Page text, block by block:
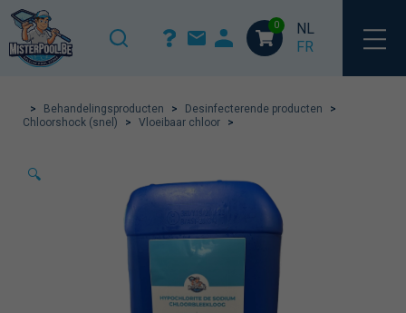
0
NL
FR
> Behandelingsproducten > Desinfecterende producten
>
Chloorshock (snel)
> Vloeibaar chloor >
🔍